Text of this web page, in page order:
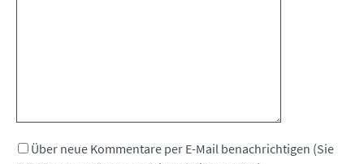
Über neue Kommentare per E-Mail benachrichtigen (Sie